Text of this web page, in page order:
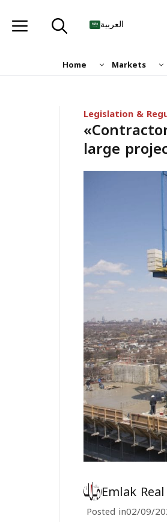
العربية
Home Markets
Legislation &
large
Emlak
Posted in02/09/